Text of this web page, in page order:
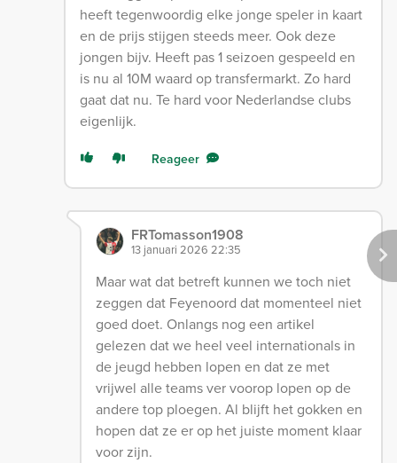
heeft tegenwoordig elke jonge speler in kaart
en de prijs stijgen steeds meer. Ook deze
jongen bijv. Heeft pas 1 seizoen gespeeld en
is nu al 10M waard op transfermarkt. Zo hard
gaat dat nu. Te hard voor Nederlandse clubs
eigenlijk.
Reageer
FRTomasson1908
13 januari 2026 22:35
Maar wat dat betreft kunnen we toch niet
zeggen dat Feyenoord dat momenteel niet
goed doet. Onlangs nog een artikel
gelezen dat we heel veel internationals in
de jeugd hebben lopen en dat ze met
vrijwel alle teams ver voorop lopen op de
andere top ploegen. Al blijft het gokken en
hopen dat ze er op het juiste moment klaar
voor zijn.